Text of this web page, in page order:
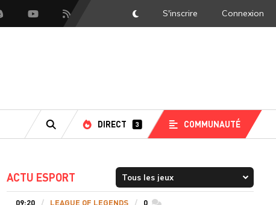
YoutubeFlux RSS DarkMode
S'inscrire Connexion
RECHERCHE
DIRECT 3 COMMUNAUTÉ
ACTU ESPORT
09:20 LEAGUE OF LEGENDS 0commentaires